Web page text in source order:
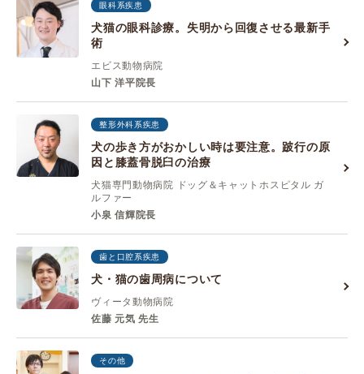
眼科系疾患
犬猫の眼科診療。失明から回復させる最新手
術
エビス動物病院
山下 洋平院長
整形外科系疾患
犬の歩き方がおかしい時は要注意。跛行の原
因と膝蓋骨脱臼の治療
犬猫専門動物病院 ドッグ＆キャットホスピタル ガ
ルファー
小泉 信輝院長
歯と口腔系疾患
犬・猫の歯周病について
ヴィータ動物病院
佐藤 元気 先生
その他